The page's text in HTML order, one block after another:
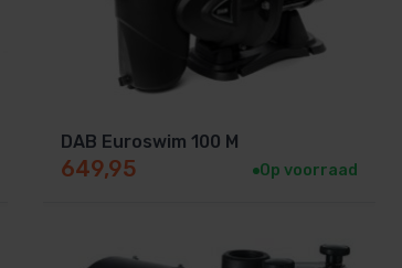
DAB Euroswim 100 M
649,95 Op voorraad